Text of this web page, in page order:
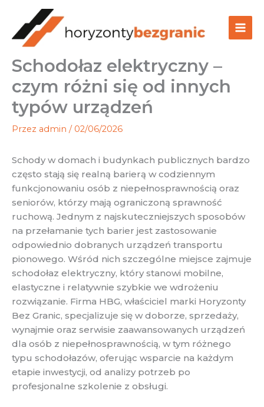
treści
Schodołaz elektryczny –
czym różni się od innych
typów urządzeń
Przez admin / 02/06/2026
Schody w domach i budynkach publicznych bardzo
często stają się realną barierą w codziennym
funkcjonowaniu osób z niepełnosprawnością oraz
seniorów, którzy mają ograniczoną sprawność
ruchową. Jednym z najskuteczniejszych sposobów
na przełamanie tych barier jest zastosowanie
odpowiednio dobranych urządzeń transportu
pionowego. Wśród nich szczególne miejsce zajmuje
schodołaz elektryczny, który stanowi mobilne,
elastyczne i relatywnie szybkie we wdrożeniu
rozwiązanie. Firma HBG, właściciel marki Horyzonty
Bez Granic, specjalizuje się w doborze, sprzedaży,
wynajmie oraz serwisie zaawansowanych urządzeń
dla osób z niepełnosprawnością, w tym różnego
typu schodołazów, oferując wsparcie na każdym
etapie inwestycji, od analizy potrzeb po
profesjonalne szkolenie z obsługi.